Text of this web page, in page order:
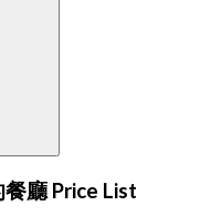
廳 Price List